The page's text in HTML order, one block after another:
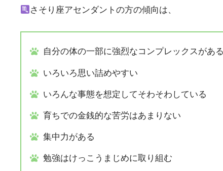
さそり座アセンダントの方の傾向は、
自分の体の一部に強烈なコンプレックスがある
いろいろ思い詰めやすい
いろんな事態を想定してそわそわしている
育ちでの金銭的な苦労はあまりない
集中力がある
勉強はけっこうまじめに取り組む